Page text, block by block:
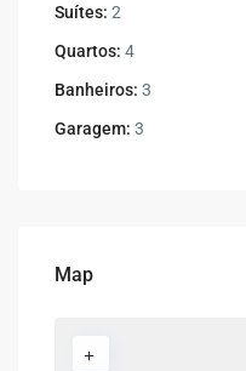
Suítes: 2
Quartos: 4
Banheiros: 3
Garagem: 3
Map